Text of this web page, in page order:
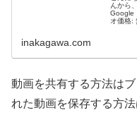
んから
Google
オ価格:
inakagawa.com
動画を共有する方法は
れた動画を保存する方